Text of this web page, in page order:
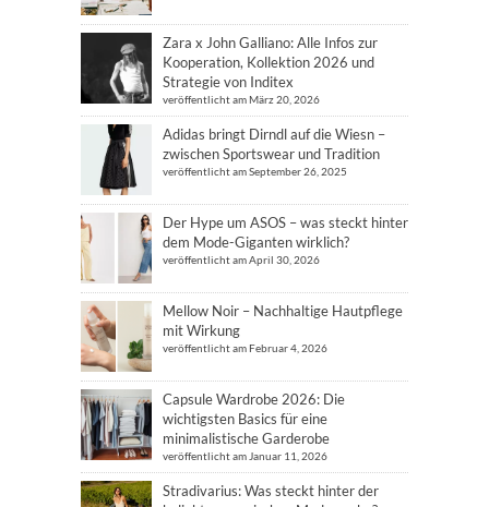
Zara x John Galliano: Alle Infos zur
Kooperation, Kollektion 2026 und
Strategie von Inditex
veröffentlicht am März 20, 2026
Adidas bringt Dirndl auf die Wiesn –
zwischen Sportswear und Tradition
veröffentlicht am September 26, 2025
Der Hype um ASOS – was steckt hinter
dem Mode-Giganten wirklich?
veröffentlicht am April 30, 2026
Mellow Noir – Nachhaltige Hautpflege
mit Wirkung
veröffentlicht am Februar 4, 2026
Capsule Wardrobe 2026: Die
wichtigsten Basics für eine
minimalistische Garderobe
veröffentlicht am Januar 11, 2026
Stradivarius: Was steckt hinter der